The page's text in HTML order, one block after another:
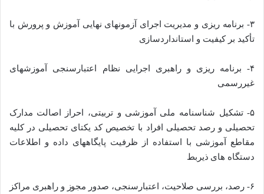
۳- برنامه­ ریزی و مدیریت اجرای آزمون­های نهایی آموزش و پرورش با
تأکید بر کیفیت و استانداردسازی
۴- برنامه­ ریزی و راهبری اجرایی نظام اعتبارسنجی آموزش­های
غیررسمی
۵- تشکیل شناسنامه ملی آموزشی و تربیتی، احراز اصالت مدارک
تحصیلی و رصد تحصیلی افراد با تخصیص کد یکتای تحصیلی در کلیه
مقاطع آموزشی با استفاده از ظرفیت پایگاه­های داده و اطلاعات
دستگاه ­های ذی­ربط
۶- رصد، بررسی صلاحیت، اعتبارسنجی، صدور مجوز و راهبری مراکز